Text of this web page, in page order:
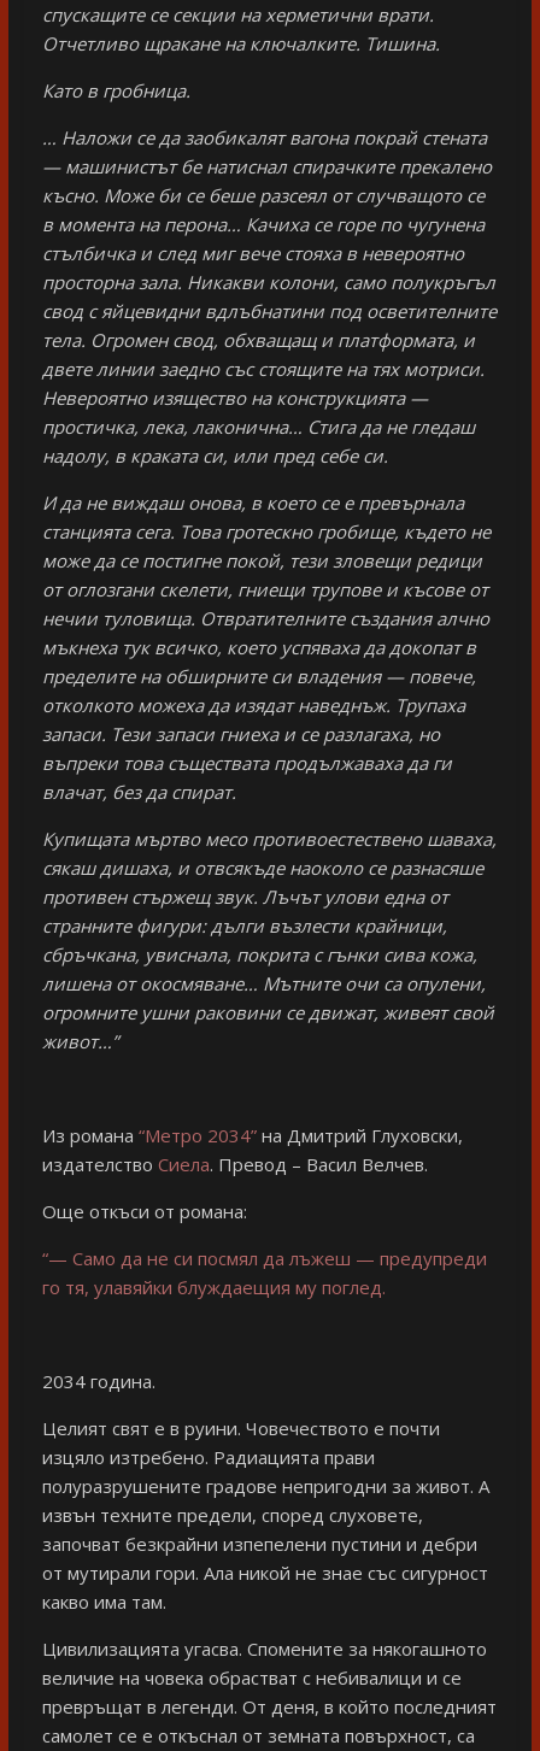
спускащите се секции на херметични врати.
Отчетливо щракане на ключалките. Тишина.
Като в гробница.
… Наложи се да заобикалят вагона покрай стената
— машинистът бе натиснал спирачките прекалено
късно. Може би се беше разсеял от случващото се
в момента на перона… Качиха се горе по чугунена
стълбичка и след миг вече стояха в невероятно
просторна зала. Никакви колони, само полукръгъл
свод с яйцевидни вдлъбнатини под осветителните
тела. Огромен свод, обхващащ и платформата, и
двете линии заедно със стоящите на тях мотриси.
Невероятно изящество на конструкцията —
простичка, лека, лаконична… Стига да не гледаш
надолу, в краката си, или пред себе си.
И да не виждаш онова, в което се е превърнала
станцията сега. Това гротескно гробище, където не
може да се постигне покой, тези зловещи редици
от оглозгани скелети, гниещи трупове и късове от
нечии туловища. Отвратителните създания алчно
мъкнеха тук всичко, което успяваха да докопат в
пределите на обширните си владения — повече,
отколкото можеха да изядат наведнъж. Трупаха
запаси. Тези запаси гниеха и се разлагаха, но
въпреки това съществата продължаваха да ги
влачат, без да спират.
Купищата мъртво месо противоестествено шаваха,
сякаш дишаха, и отвсякъде наоколо се разнасяше
противен стържещ звук. Лъчът улови една от
странните фигури: дълги възлести крайници,
сбръчкана, увиснала, покрита с гънки сива кожа,
лишена от окосмяване… Мътните очи са опулени,
огромните ушни раковини се движат, живеят свой
живот…”
Из романа “Метро 2034”на Дмитрий Глуховски,
издателство Сиела. Превод – Васил Велчев.
Още откъси от романа:
“— Само да не си посмял да лъжеш — предупреди
го тя, улавяйки блуждаещия му поглед.
2034 година.
Целият свят е в руини. Човечеството е почти
изцяло изтребено. Радиацията прави
полуразрушените градове непригодни за живот. А
извън техните предели, според слуховете,
започват безкрайни изпепелени пустини и дебри
от мутирали гори. Ала никой не знае със сигурност
какво има там.
Цивилизацията угасва. Спомените за някогашното
величие на човека обрастват с небивалици и се
превръщат в легенди. От деня, в който последният
самолет се е откъснал от земната повърхност, са